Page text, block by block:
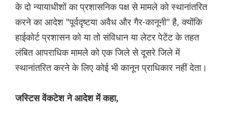
के दो न्यायाधीशों का प्रशासनिक पक्ष से मामले को स्थानांतरित
करने का आदेश "पूर्वदृष्टया अवैध और गैर-कानूनी" है, क्योंकि
हाईकोर्ट प्रशासन को या तो संविधान या लेटर पेटेंट के तहत
लंबित आपराधिक मामले को एक जिले से दूसरे जिले में
स्थानांतरित करने के लिए कोई भी कानून प्राधिकार नहीं देता।
जस्टिस वेंकटेश ने आदेश में कहा,